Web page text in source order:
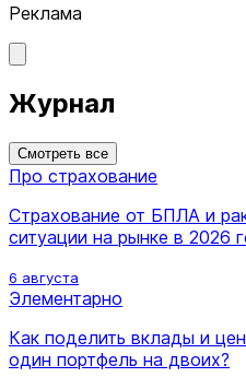
Реклама
Журнал
Смотреть все
Про страхование
Страхование от БПЛА и
ситуации на рынке в 2026
6 августа
Элементарно
Как поделить вклады и
один портфель на двоих?